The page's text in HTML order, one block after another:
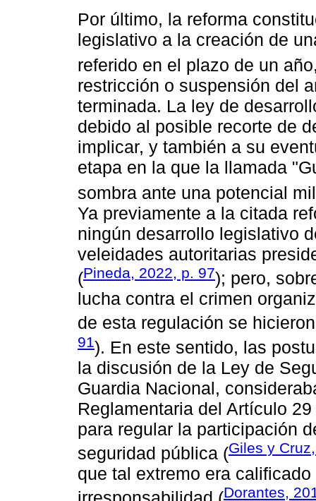
Por último, la reforma
legislativo a la creación de
referido en el plazo de un
restricción o suspensión del
terminada. La ley de
debido al posible recorte de
implicar, y también a su
etapa en la que la llamada
sombra ante una potencial
Ya previamente a la citada
ningún desarrollo legislativo
veleidades autoritarias
(Pineda, 2022, p. 97); pero,
lucha contra el crimen
de esta regulación se
91). En este sentido, las
la discusión de la Ley de
Guardia Nacional,
Reglamentaria del Artículo
para regular la participación
seguridad pública (Giles y
que tal extremo era
Dorantes,